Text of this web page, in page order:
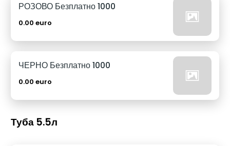
РОЗОВО Безплатно 1000
0.00 euro
ЧЕРНО Безплатно 1000
0.00 euro
Туба 5.5л